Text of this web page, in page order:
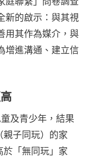
新的啟示：與其視
用其作為媒介，與
增進溝通、建立信
及青少年，結果
子同玩）的家
於「無同玩」家